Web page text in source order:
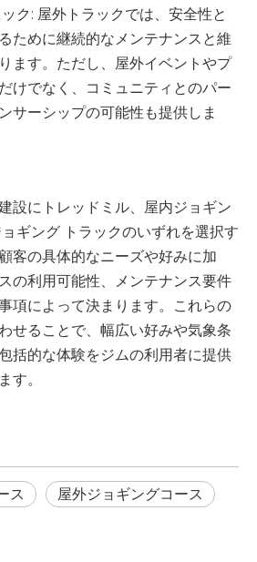
ク: 屋外トラックでは、安全性と
ために継続的なメンテナンスと維
ます。ただし、屋外イベントやプ
けでなく、コミュニティとのパー
サーシップの可能性も提供しま
設にトレッドミル、屋内ジョギン
ギング トラックのいずれを選択す
客の具体的なニーズや好みに加
の利用可能性、メンテナンス要件
項によって決まります。これらの
せることで、幅広い好みや気象条
括的な体験をジムの利用者に提供
す。
ス 屋外ジョギングコース